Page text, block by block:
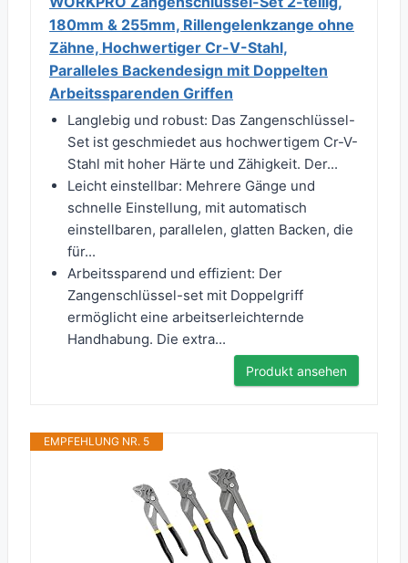
180mm & 255mm, Rillengelenkzange ohne
Zähne, Hochwertiger Cr-V-Stahl,
Paralleles Backendesign mit Doppelten
Arbeitssparenden Griffen
Langlebig und robust: Das Zangenschlüssel-
Set ist geschmiedet aus hochwertigem Cr-V-
Stahl mit hoher Härte und Zähigkeit. Der...
Leicht einstellbar: Mehrere Gänge und
schnelle Einstellung, mit automatisch
einstellbaren, parallelen, glatten Backen, die
für...
Arbeitssparend und effizient: Der
Zangenschlüssel-set mit Doppelgriff
ermöglicht eine arbeitserleichternde
Handhabung. Die extra...
Produkt ansehen
EMPFEHLUNG NR. 5